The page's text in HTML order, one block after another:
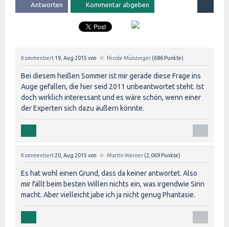
Kommentiert 19, Aug 2015 von ✦ Nicole Münzinger (686 Punkte)
Bei diesem heißen Sommer ist mir gerade diese Frage ins
Auge gefallen, die hier seid 2011 unbeantwortet steht. Ist
doch wirklich interessant und es wäre schön, wenn einer
der Experten sich dazu äußern könnte.
Kommentiert 20, Aug 2015 von ✦ Martin Werner (2,069 Punkte)
Es hat wohl einen Grund, dass da keiner antwortet. Also
mir fällt beim besten Willen nichts ein, was irgendwie Sinn
macht. Aber vielleicht jabe ich ja nicht genug Phantasie.